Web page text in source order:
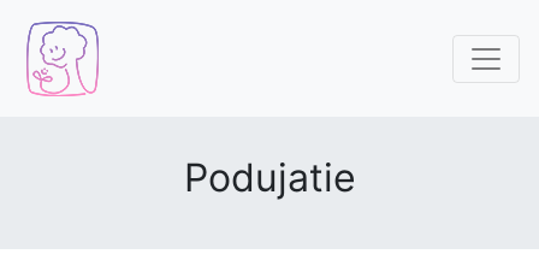
Podujatie